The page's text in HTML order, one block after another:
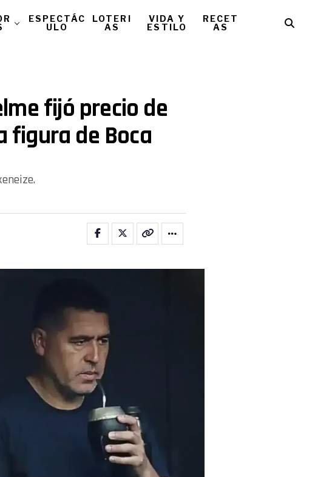
ESPECTÁC
ULO
LOTERI
AS
VIDA Y
ESTILO
RECET
AS
fijó precio de
figura de Boca